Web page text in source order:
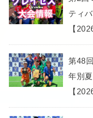
ティ
【
第48
年別
【